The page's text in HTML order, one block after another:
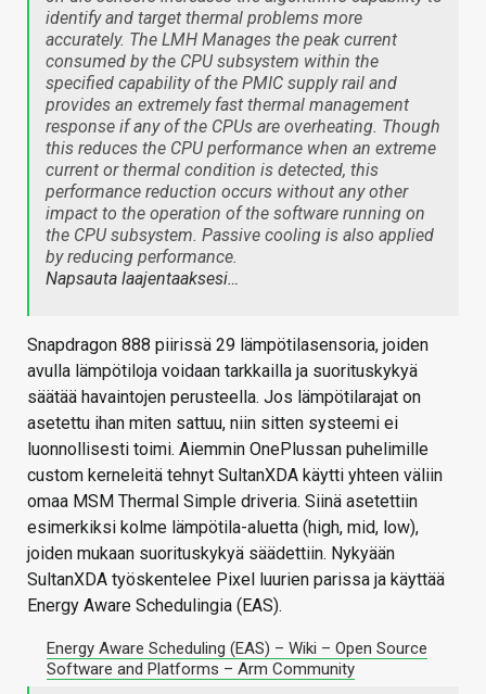
identify and target thermal problems more
accurately. The LMH Manages the peak current
consumed by the CPU subsystem within the
specified capability of the PMIC supply rail and
provides an extremely fast thermal management
response if any of the CPUs are overheating. Though
this reduces the CPU performance when an extreme
current or thermal condition is detected, this
performance reduction occurs without any other
impact to the operation of the software running on
the CPU subsystem. Passive cooling is also applied
by reducing performance.
Napsauta laajentaaksesi…
Snapdragon 888 piirissä 29 lämpötilasensoria, joiden
avulla lämpötiloja voidaan tarkkailla ja suorituskykyä
säätää havaintojen perusteella. Jos lämpötilarajat on
asetettu ihan miten sattuu, niin sitten systeemi ei
luonnollisesti toimi. Aiemmin OnePlussan puhelimille
custom kerneleitä tehnyt SultanXDA käytti yhteen väliin
omaa MSM Thermal Simple driveria. Siinä asetettiin
esimerkiksi kolme lämpötila-aluetta (high, mid, low),
joiden mukaan suorituskykyä säädettiin. Nykyään
SultanXDA työskentelee Pixel luurien parissa ja käyttää
Energy Aware Schedulingia (EAS).
Energy Aware Scheduling (EAS) – Wiki – Open Source
Software and Platforms – Arm Community